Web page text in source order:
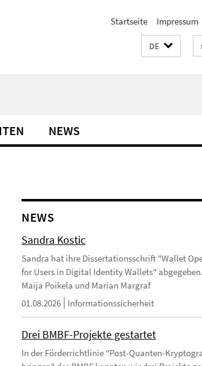
Startseite Impressum
DE
NEWS
NEWS
Sandra Kostic
Sandra hat ihre Dissertationsschrift "Wallet
for Users in Digital Identity Wallets"
Maija Poikela und Marian Margraf
01.08.2026
Informationssicherheit
Drei BMBF-Projekte gestartet
In der Förderrichtlinie "Post-Quanten-